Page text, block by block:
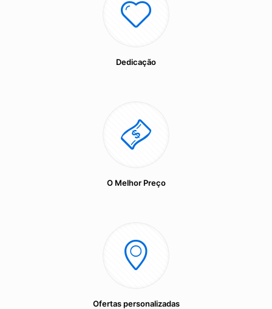
Dedicação
O Melhor Preço
Ofertas personalizadas